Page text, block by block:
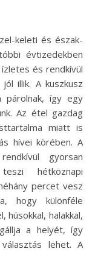
évtizedekben
és rendkívül
illik. A kuszkusz
párolnak, így egy
Az étel gazdag
miatt is
hívei körében. A
gyorsan
hétköznapi
percet vesz
hogy különféle
húsokkal, halakkal,
a helyét, így
lehet. A